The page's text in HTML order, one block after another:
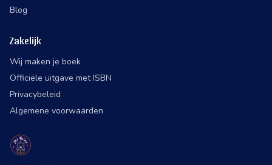
Blog
Zakelijk
Wij maken je boek
Officiële uitgave met ISBN
Privacybeleid
Algemene voorwaarden